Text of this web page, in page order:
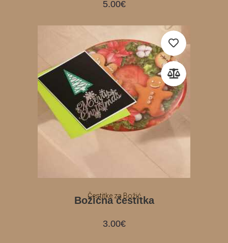
5.00€
Čestitke za Božić
Božićna čestitka
3.00€